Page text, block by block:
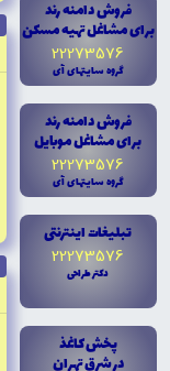
فروش دامنه رند
براى مشاغل تهيه مسکن
22273576
گروه سايتهاى آى
فروش دامنه رند
براى مشاغل موبايل
22273576
گروه سايتهاى آى
تبليغات اينترنتى
22273576
دکتر طراحى
پخش کاغذ
در شرق تهران